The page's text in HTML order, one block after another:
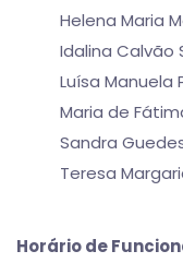
Helena Maria
Idalina Calvão
Luísa Manuela
Maria de
Sandra
Teresa
Horário de